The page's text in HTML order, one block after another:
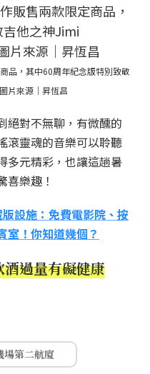
品，其中60周年紀念版特別致敬
片來源｜昇恆昌
絕對不無聊，有微醺的
滾靈魂的音樂可以聆聽
多元精彩，也讓這趟暑
喜樂趣！
設施：免費電影院、按
室！你知道幾個？
過量有礙健康
場第二航廈